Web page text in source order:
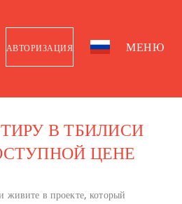
АВТОРИЗАЦИЯ МЕНЮ
В ТБИЛИСИ
ЦЕНЕ
живите в проекте, который